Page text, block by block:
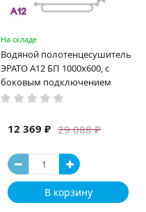
На складе
Водяной полотенцесушитель
ЭРАТО А12 БП 1000x600, с
боковым подключением
29 088 ₽
12 369 ₽
В корзину